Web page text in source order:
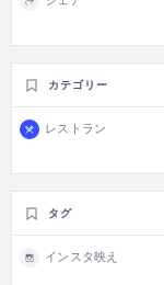
カテゴリー
レストラン
タグ
インスタ映え